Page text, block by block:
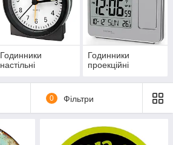
Годинники
настільні
Годинники
проекційні
0 Фільтри